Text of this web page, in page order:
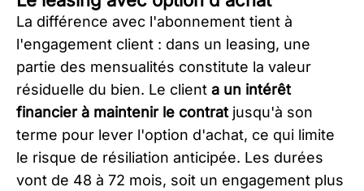
La différence avec l'abonnement tient à
l'engagement client : dans un leasing, une
partie des mensualités constitute la valeur
résiduelle du bien. Le client a un intérêt
financier à maintenir le contrat jusqu'à son
terme pour lever l'option d'achat, ce qui limite
le risque de résiliation anticipée. Les durées
vont de 48 à 72 mois, soit un engagement plus